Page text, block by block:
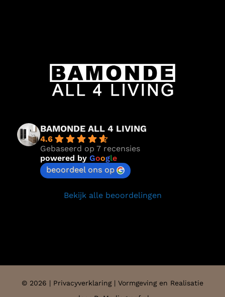
BAMONDE ALL 4 LIVING
4.6
Gebaseerd op 7 recensies
powered by Google
beoordeel ons op
Bekijk alle beoordelingen
© 2026 | Privacyverklaring| Vormgeving en Realisatie